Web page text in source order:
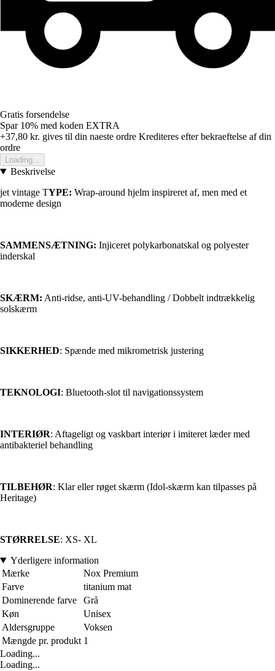
Gratis forsendelse
Spar 10% med koden EXTRA
+37,80 kr. gives til din naeste ordre Krediteres efter bekraeftelse af din
ordre
Loading...
Beskrivelse
jet vintage TYPE: Wrap-around hjelm inspireret af, men med et
moderne design
SAMMENSÆTNING: Injiceret polykarbonatskal og polyester
inderskal
SKÆRM: Anti-ridse, anti-UV-behandling / Dobbelt indtrækkelig
solskærm
SIKKERHED: Spænde med mikrometrisk justering
TEKNOLOGI: Bluetooth-slot til navigationssystem
INTERIØR: Aftageligt og vaskbart interiør i imiteret læder med
antibakteriel behandling
TILBEHØR: Klar eller røget skærm (Idol-skærm kan tilpasses på
Heritage)
STØRRELSE: XS- XL
Yderligere information
Mærke
Nox Premium
Farve
titanium mat
Dominerende farve
Grå
Køn
Unisex
Aldersgruppe
Voksen
Mængde pr. produkt 1
Loading...
Loading...